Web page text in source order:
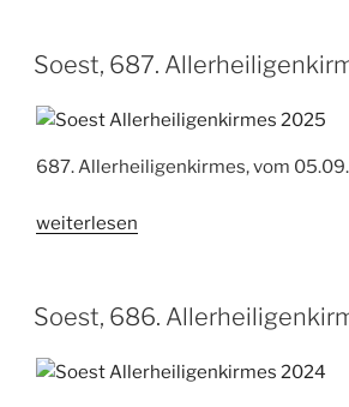
Soest, 687.
687. Allerheiligenkirmes, vom 05.09.
„Soest,
2025“
weiterlesen
Soest, 686.